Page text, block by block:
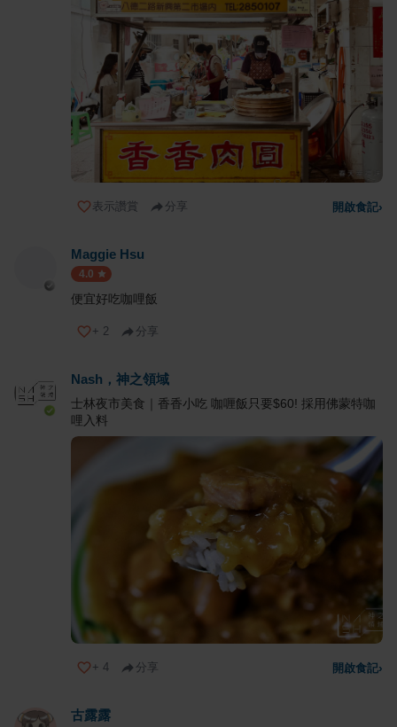
表示讚賞 分享 開啟食記›
Maggie Hsu
4.0
便宜好吃咖哩飯
+ 2 分享
Nash，神之領域
士林夜市美食｜香香小吃 咖喱飯只要$60! 採用佛蒙特咖
哩入料
+ 4 分享 開啟食記›
古露露